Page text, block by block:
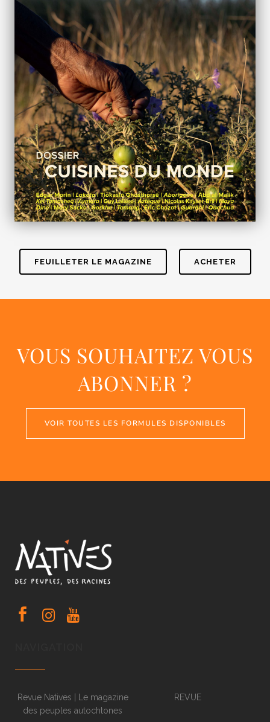
FEUILLETER LE MAGAZINE ACHETER
VOUS SOUHAITEZ VOUS
ABONNER ?
VOIR TOUTES LES FORMULES DISPONIBLES
Revue Natives | Le magazine
des peuples autochtones
REVUE